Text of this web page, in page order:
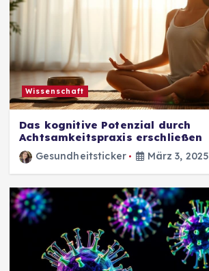
Wissenschaft
Das kognitive Potenzial durch
Achtsamkeitspraxis erschließen
Gesundheitsticker März 3, 2025